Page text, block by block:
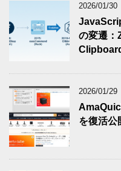
2026/01/30
の変遷
2026/01/29
を復活公